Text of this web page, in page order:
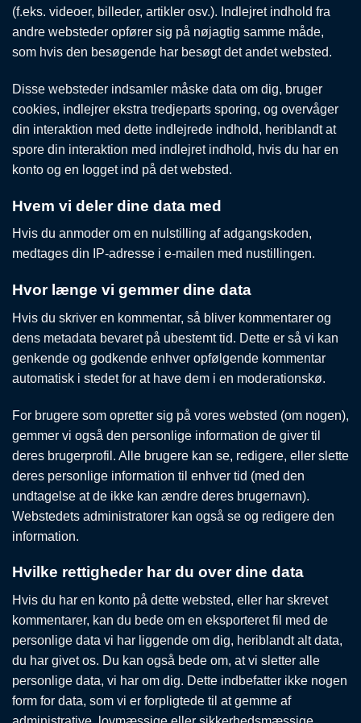
(f.eks. videoer, billeder, artikler osv.). Indlejret indhold fra
andre websteder opfører sig på nøjagtig samme måde,
som hvis den besøgende har besøgt det andet websted.
Disse websteder indsamler måske data om dig, bruger
cookies, indlejrer ekstra tredjeparts sporing, og overvåger
din interaktion med dette indlejrede indhold, heriblandt at
spore din interaktion med indlejret indhold, hvis du har en
konto og en logget ind på det websted.
Hvem vi deler dine data med
Hvis du anmoder om en nulstilling af adgangskoden,
medtages din IP-adresse i e-mailen med nustillingen.
Hvor længe vi gemmer dine data
Hvis du skriver en kommentar, så bliver kommentarer og
dens metadata bevaret på ubestemt tid. Dette er så vi kan
genkende og godkende enhver opfølgende kommentar
automatisk i stedet for at have dem i en moderationskø.
For brugere som opretter sig på vores websted (om nogen),
gemmer vi også den personlige information de giver til
deres brugerprofil. Alle brugere kan se, redigere, eller slette
deres personlige information til enhver tid (med den
undtagelse at de ikke kan ændre deres brugernavn).
Webstedets administratorer kan også se og redigere den
information.
Hvilke rettigheder har du over dine data
Hvis du har en konto på dette websted, eller har skrevet
kommentarer, kan du bede om en eksporteret fil med de
personlige data vi har liggende om dig, heriblandt alt data,
du har givet os. Du kan også bede om, at vi sletter alle
personlige data, vi har om dig. Dette indbefatter ikke nogen
form for data, som vi er forpligtede til at gemme af